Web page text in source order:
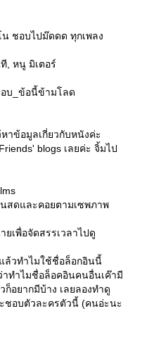
น ชอบไปม๊ดดด ทุกเพลง
, หนู มิเตอร์
อบ_ข้อนี้ข้ามโลด
าข้อมูลเกี่ยวกับหนังค่ะ
blogs เลยค่ะ จิ้มไป
สดและคอยตามเซพภาพ
ยเพื่อจัดสรรเวลาไปดู
ล้วทำไมใช้ชื่อล็อกอินนี้
ทำไมชื่อล็อคอินคนอื่นเค๊ามี
ก็อยากมีบ้าง เลยลองทำดู
ชอบตัวละครตัวนี้ (คนอ่ะนะ